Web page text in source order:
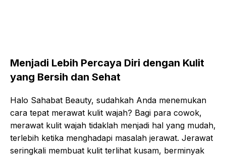
Menjadi Lebih Percaya Diri dengan Kulit
yang Bersih dan Sehat
Halo Sahabat Beauty, sudahkah Anda menemukan
cara tepat merawat kulit wajah? Bagi para cowok,
merawat kulit wajah tidaklah menjadi hal yang mudah,
terlebih ketika menghadapi masalah jerawat. Jerawat
seringkali membuat kulit terlihat kusam, berminyak